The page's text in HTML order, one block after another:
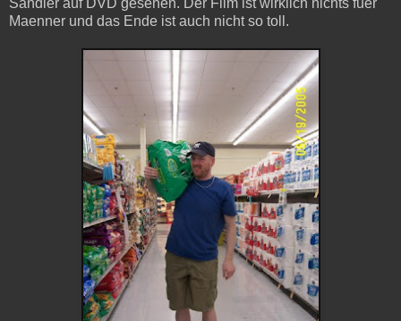
Maenner und das Ende ist auch nicht so toll.